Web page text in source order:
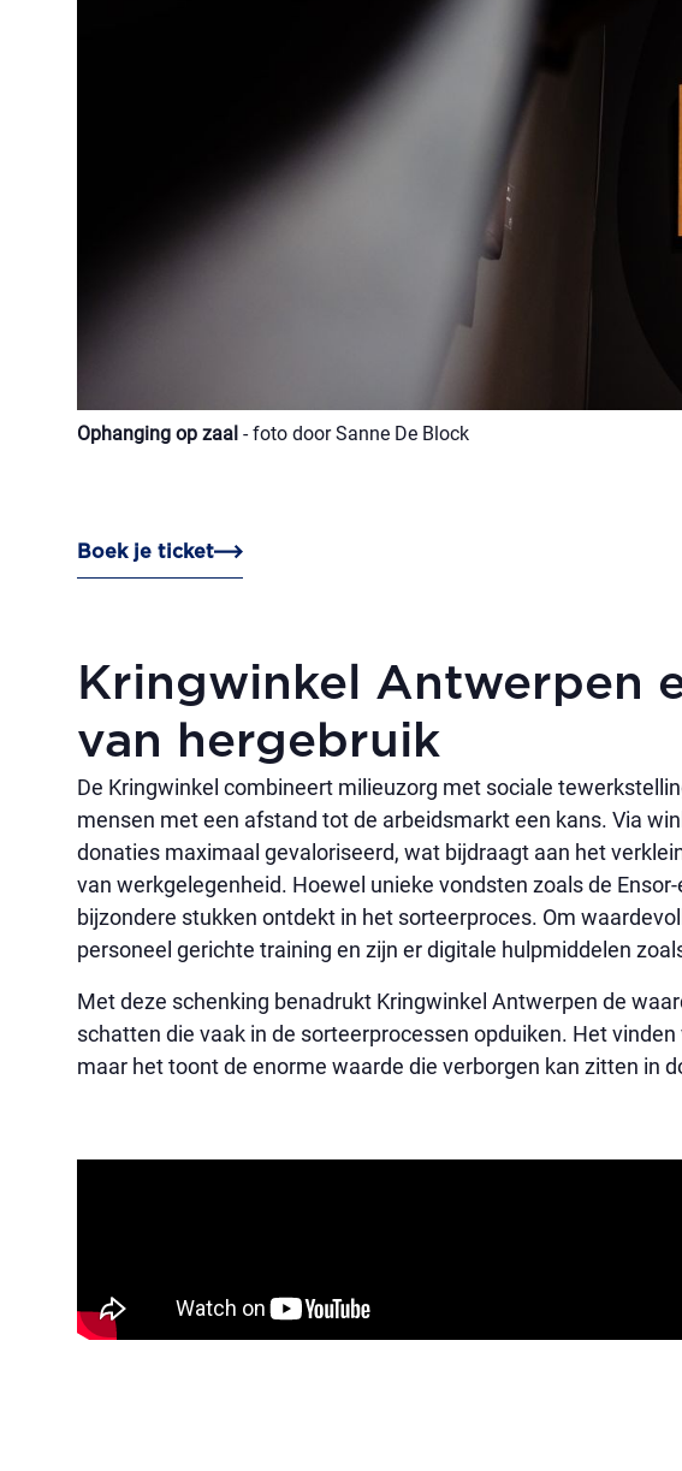
Ophanging op zaal - foto door Sanne De Block
Boek je ticket
Kringwinkel Antwerpen
van hergebruik
De Kringwinkel combineert milieuzorg met sociale
mensen met een afstand tot de arbeidsmarkt een kans. Via
donaties maximaal gevaloriseerd, wat bijdraagt aan het
van werkgelegenheid. Hoewel unieke vondsten zoals de
bijzondere stukken ontdekt in het sorteerproces. Om
personeel gerichte training en zijn er digitale hulpmiddelen
Met deze schenking benadrukt Kringwinkel Antwerpen de
schatten die vaak in de sorteerprocessen opduiken. Het
maar het toont de enorme waarde die verborgen kan zitten in